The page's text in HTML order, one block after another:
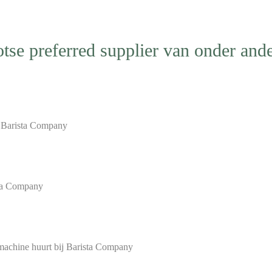
preferred supplier van onder